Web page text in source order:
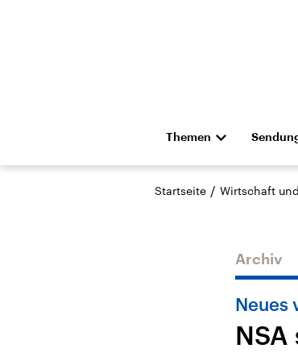
Themen
Die Nachrichten
Hörspiel und Feature
Landtagswahl
Startseite / Wirtschaft
Archiv
Neues